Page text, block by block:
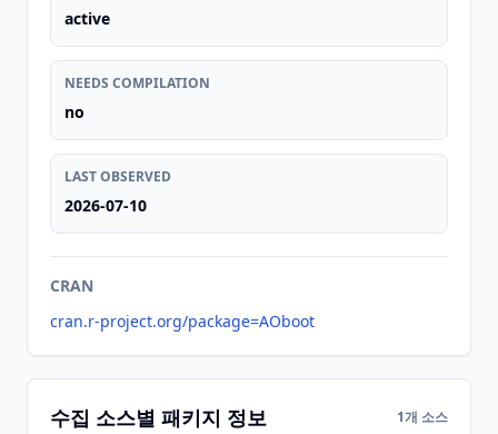
active
NEEDS COMPILATION
no
LAST OBSERVED
2026-07-10
CRAN
cran.r-project.org/package=AOboot
수집 소스별 패키지 정보 1개 소스